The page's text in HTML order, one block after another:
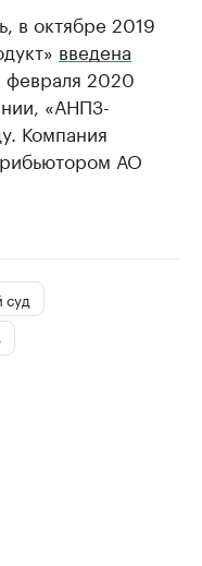
в октябре 2019
введена
февраля 2020
«АНПЗ-
Компания
АО
суд